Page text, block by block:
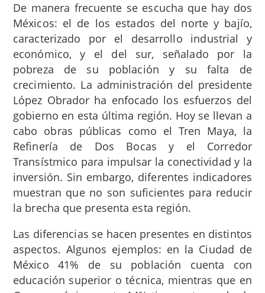
De manera frecuente se escucha que hay dos
Méxicos: el de los estados del norte y bajío,
caracterizado por el desarrollo industrial y
económico, y el del sur, señalado por la
pobreza de su población y su falta de
crecimiento. La administración del presidente
López Obrador ha enfocado los esfuerzos del
gobierno en esta última región. Hoy se llevan a
cabo obras públicas como el Tren Maya, la
Refinería de Dos Bocas y el Corredor
Transístmico para impulsar la conectividad y la
inversión. Sin embargo, diferentes indicadores
muestran que no son suficientes para reducir
la brecha que presenta esta región.
Las diferencias se hacen presentes en distintos
aspectos. Algunos ejemplos: en la Ciudad de
México 41% de su población cuenta con
educación superior o técnica, mientras que en